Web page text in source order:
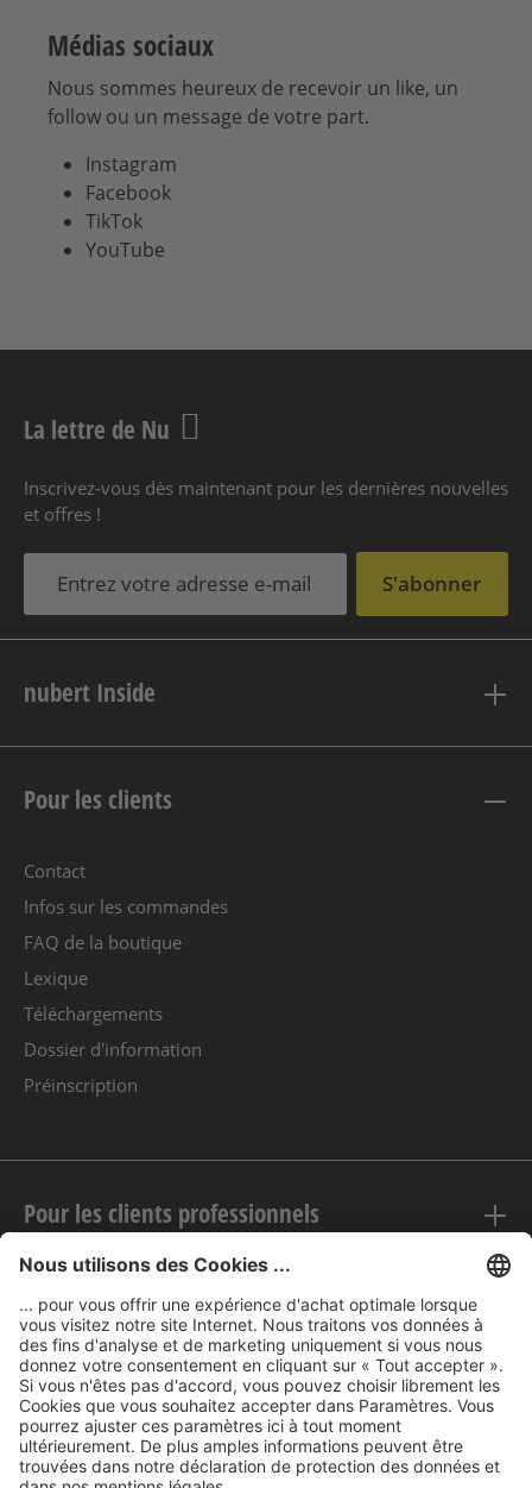
Médias sociaux
Nous sommes heureux de recevoir un like, un
follow ou un message de votre part.
Instagram
Facebook
TikTok
YouTube
La lettre de Nu
Inscrivez-vous dès maintenant pour les dernières nouvelles
et offres !
S'abonner
nubert Inside
Pour les clients
Contact
Infos sur les commandes
FAQ de la boutique
Lexique
Téléchargements
Dossier d'information
Préinscription
Pour les clients professionnels
Mentions légales
nubert sur le web